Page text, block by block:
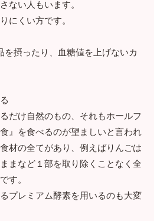
ない人もいます。
にくい方です。
を摂ったり、血糖値を上げないカ
だけ自然のもの、それもホールフ
』を食べるのが望ましいと言われ
材の全てがあり、例えばりんごは
まなど１部を取り除くことなく全
す。
プレミアム酵素を用いるのも大変